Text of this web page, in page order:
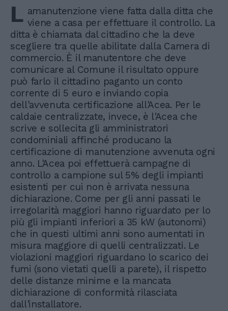
L amanutenzione viene fatta dalla ditta che
viene a casa per effettuare il controllo. La
ditta è chiamata dal cittadino che la deve
scegliere tra quelle abilitate dalla Camera di
commercio. È il manutentore che deve
comunicare al Comune il risultato oppure
può farlo il cittadino paganto un conto
corrente di 5 euro e inviando copia
dell'avvenuta certificazione all'Acea. Per le
caldaie centralizzate, invece, è l'Acea che
scrive e sollecita gli amministratori
condominiali affinché producano la
certificazione di manutenzione avvenuta ogni
anno. L'Acea poi effettuerà campagne di
controllo a campione sul 5% degli impianti
esistenti per cui non è arrivata nessuna
dichiarazione. Come per gli anni passati le
irregolarità maggiori hanno riguardato per lo
più gli impianti inferiori a 35 kW (autonomi)
che in questi ultimi anni sono aumentati in
misura maggiore di quelli centralizzati. Le
violazioni maggiori riguardano lo scarico dei
fumi (sono vietati quelli a parete), il rispetto
delle distanze minime e la mancata
dichiarazione di conformità rilasciata
dall'installatore.